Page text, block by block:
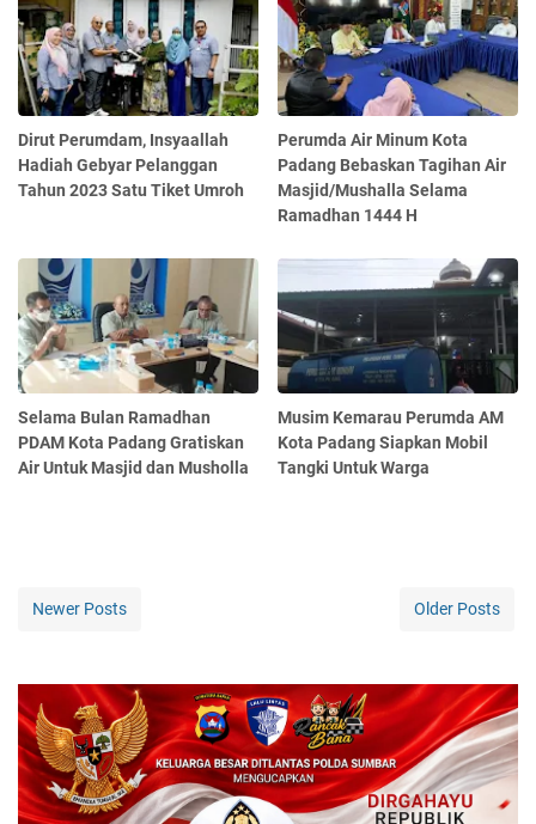
Dirut Perumdam, Insyaallah
Hadiah Gebyar Pelanggan
Tahun 2023 Satu Tiket Umroh
Perumda Air Minum Kota
Padang Bebaskan Tagihan Air
Masjid/Mushalla Selama
Ramadhan 1444 H
Selama Bulan Ramadhan
PDAM Kota Padang Gratiskan
Air Untuk Masjid dan Musholla
Musim Kemarau Perumda AM
Kota Padang Siapkan Mobil
Tangki Untuk Warga
Newer Posts Older Posts